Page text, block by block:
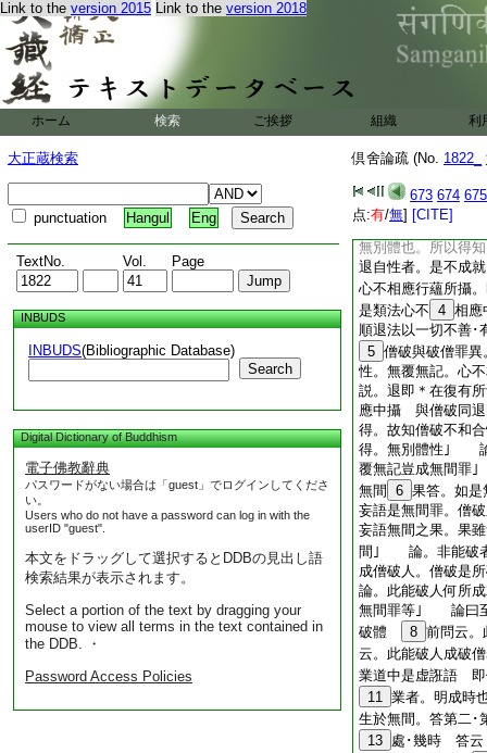
Link to the version 2015 Link to the version 2018
ホーム 検索 ご挨拶 組織 利
大正蔵検索
punctuation Hangul Eng
TextNo. Vol. Page
INBUDS
INBUDS(Bibliographic Database)
Search
Digital Dictionary of Buddhism
電子佛教辭典
パスワードがない場合は「guest」でログインしてくださ
い。
Users who do not have a password can log in with the
userID "guest".
本文をドラッグして選択するとDDBの見出し語
検索結果が表示されます。
Select a portion of the text by dragging your
mouse to view all terms in the text contained in
the DDB. ・
Password Access Policies
倶舍論疏 (No. 1822_
673 674 675
点:有/無] [CITE]
論。若爾僧破其體
體。就中有五。一
時･處。三具縁成
＊破僧是不和合。
皆能破僧。問僧破
合。無覆無記不相
行蘊
39 所攝。即
不相應行 准此論文
無別體也。所以得
退自性者。是不成
心不相應行蘊所攝
是類法心不 4 相
順退法以一切不善･
5 僧破與破僧罪
性。無覆無記。心
説。退即＊在復有
應中攝 與僧破同退
得。故知僧破不和
得。無別體性｣ 論
覆無記豈成無間
無間
6 果答。如是
妄語是無間罪。僧
妄語無間之果。果
間｣ 論。非能破
成僧破人。僧破是
論。此能破人何所
無間罪等｣ 論曰至
破體
8 前問云
云。此能破人成破
業道中是虚誑語 即
11 業者。明成
生於無間。答第二･
13 處･幾時 答